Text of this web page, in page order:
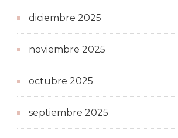
diciembre 2025
noviembre 2025
octubre 2025
septiembre 2025